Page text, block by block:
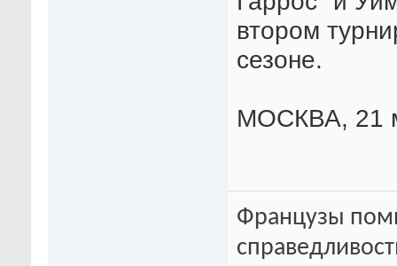
втором
сезоне.
МОСКВА, 21
Французы